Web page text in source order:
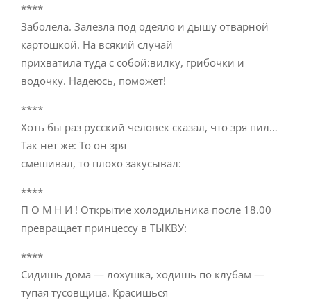
****
Заболела. Залезла под одеяло и дышу отварной
картошкой. На всякий случай
прихватила туда с собой:вилку, грибочки и
водочку. Надеюсь, поможет!
****
Хоть бы раз русский человек сказал, что зря пил…
Так нет же: То он зря
смешивал, то плохо закусывал:
****
П О М Н И ! Открытие холодильника после 18.00
превращает принцессу в ТЫКВУ:
****
Сидишь дома — лохушка, ходишь по клубам —
тупая тусовщица. Красишься